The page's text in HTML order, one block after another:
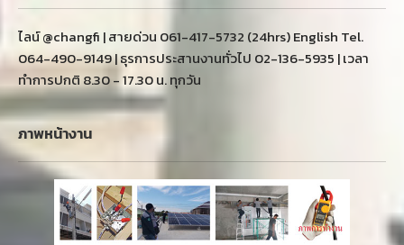
ไลน์ @changfi | สายด่วน 061-417-5732 (24hrs) English Tel.
064-490-9149 | ธุรการประสานงานทั่วไป 02-136-5935 | เวลา
ทำการปกติ 8.30 - 17.30 น. ทุกวัน
ภาพหน้างาน